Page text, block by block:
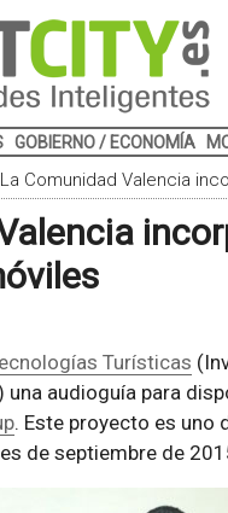
GOBIERNO / ECONOMÍA
La Comunidad Valencia
Turísticas
audioguía para
. Este proyecto es uno
de septiembre de